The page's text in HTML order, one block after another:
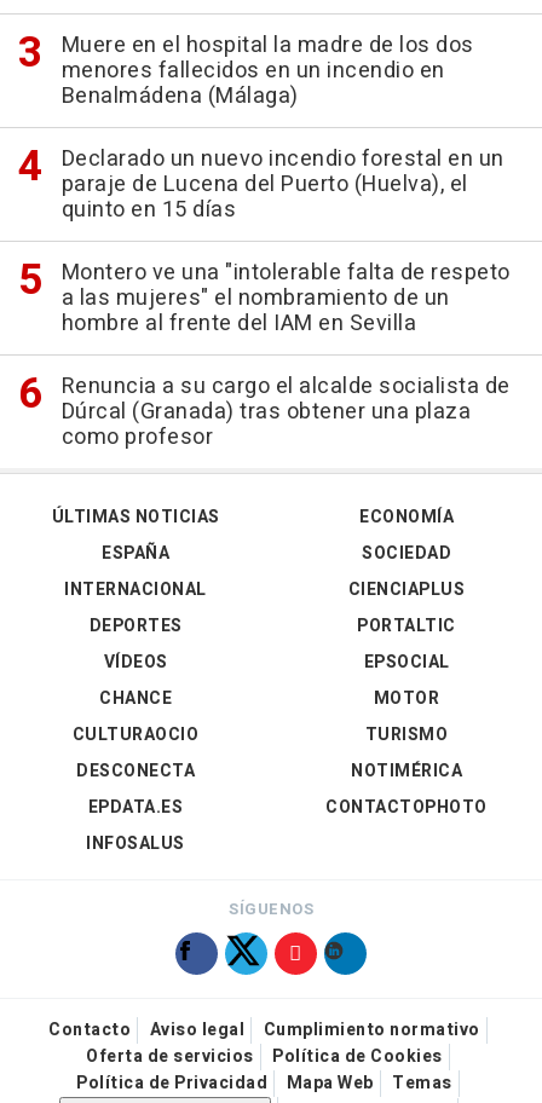
Muere en el hospital la madre de los dos
menores fallecidos en un incendio en
Benalmádena (Málaga)
Declarado un nuevo incendio forestal en un
paraje de Lucena del Puerto (Huelva), el
quinto en 15 días
Montero ve una "intolerable falta de respeto
a las mujeres" el nombramiento de un
hombre al frente del IAM en Sevilla
Renuncia a su cargo el alcalde socialista de
Dúrcal (Granada) tras obtener una plaza
como profesor
ÚLTIMAS NOTICIAS
ESPAÑA
INTERNACIONAL
DEPORTES
VÍDEOS
ECONOMÍA
SOCIEDAD
CIENCIAPLUS
PORTALTIC
EPSOCIAL
CHANCE
CULTURAOCIO
DESCONECTA
EPDATA.ES
INFOSALUS
MOTOR
TURISMO
NOTIMÉRICA
CONTACTOPHOTO
SÍGUENOS
Contacto Aviso legal
Cumplimiento normativo
Oferta de servicios
Política de Cookies
Política de Privacidad
Mapa Web
Temas